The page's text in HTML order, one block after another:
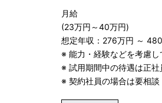
月給
(23万円～40万円)
想定年収：276万円 ～
※ 能力・経験などを考慮
※ 試用期間中の待遇は正社
※ 契約社員の場合は要相談